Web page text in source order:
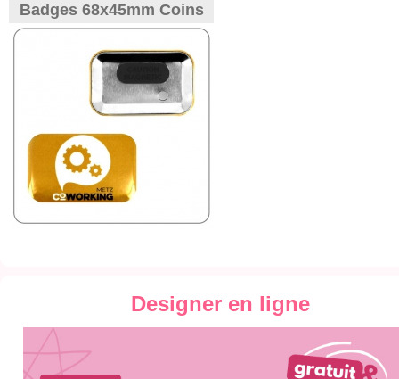
Badges 68x45mm Coins
Arrondis Attache Aimantée
Rectangle
Designer en ligne